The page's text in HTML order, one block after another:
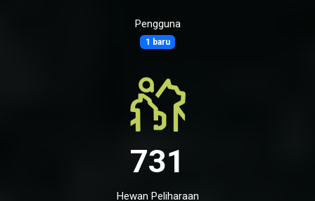
Pengguna
1 baru
731
Hewan Peliharaan